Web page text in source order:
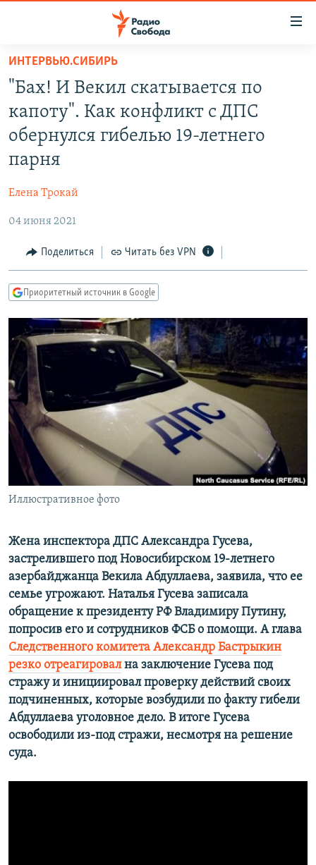
упрощенного
доступа
основному
содержанию
Вернутся
навигации
Вернутся
поиску
ПРОГРАММЫ
ПОДКАСТЫ
АВТОРСКИЕ ПРОЕКТЫ
КУЛЬТУРА
IDEL.РЕАЛИИ
КАВКАЗ.РЕАЛИИ
СИБИРЬ.РЕАЛИИ
РАСПИСАНИЕ ВЕЩАНИЯ
ПОДПИШИТЕСЬ НА РАССЫЛКУ
СОЦИАЛЬНЫЕ СЕТИ
Все сайты РСЕ/РС
ИНТЕРВЬЮ.СИБИРЬ
"Бах! И Векил скатывается по
капоту". Как конфликт с ДПС
обернулся гибелью 19-летнего
парня
Елена Трокай
04 июня 2021
Поделиться Читать без VPN
Приоритетный источник в Google
Иллюстративное фото
Жена инспектора ДПС Александра Гусева,
застрелившего под Новосибирском 19-летнего
азербайджанца Векила Абдуллаева, заявила, что ее
семье угрожают. Наталья Гусева записала
обращение к президенту РФ Владимиру Путину,
попросив его и сотрудников ФСБ о помощи. А глава
Следственного комитета Александр Бастрыкин
резко отреагировална заключение Гусева под
стражу и инициировал проверку действий своих
подчиненных, которые возбудили по факту гибели
Абдуллаева уголовное дело. В итоге Гусева
освободили из-под стражи, несмотря на решение
суда.